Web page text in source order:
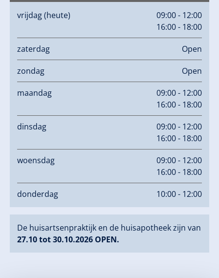
vrijdag(heute)
09:00 - 12:00
16:00 - 18:00
zaterdag Open
zondag Open
maandag
09:00 - 12:00
16:00 - 18:00
dinsdag
09:00 - 12:00
16:00 - 18:00
woensdag
09:00 - 12:00
16:00 - 18:00
donderdag 10:00 - 12:00
De huisartsenpraktijk en de huisapotheek zijn van
27.10 tot 30.10.2026 OPEN.